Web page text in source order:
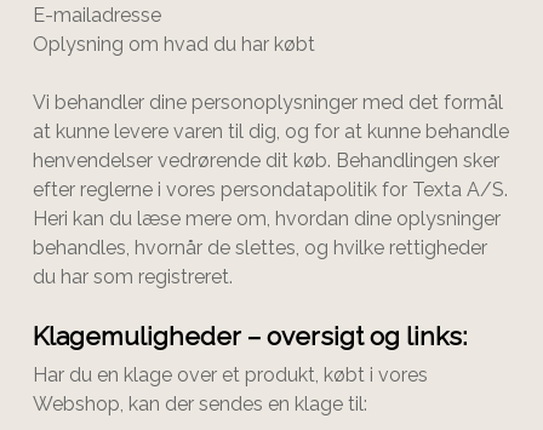
E-mailadresse
Oplysning om hvad du har købt
Vi behandler dine personoplysninger med det formål
at kunne levere varen til dig, og for at kunne behandle
henvendelser vedrørende dit køb. Behandlingen sker
efter reglerne i vores persondatapolitik for Texta A/S.
Heri kan du læse mere om, hvordan dine oplysninger
behandles, hvornår de slettes, og hvilke rettigheder
du har som registreret.
Klagemuligheder – oversigt og links:
Har du en klage over et produkt, købt i vores
Webshop, kan der sendes en klage til: